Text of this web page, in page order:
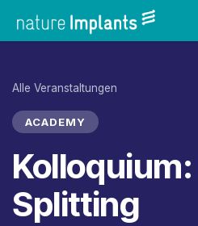
Alle Veranstaltungen
ACADEMY
Splitting